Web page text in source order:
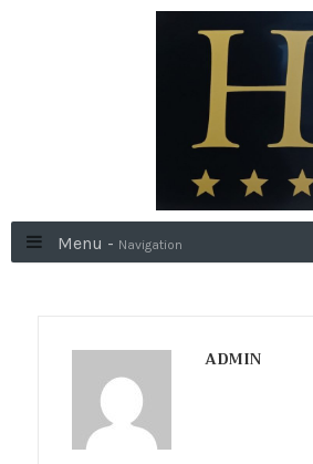
Menu - Navigation
ADMIN